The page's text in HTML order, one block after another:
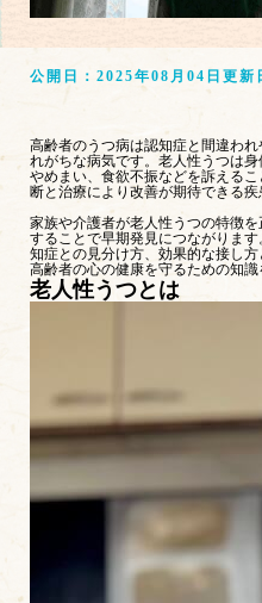
公開日： 2025年08月04日 更新
高齢者のうつ病は認知症と間違わ
れがちな病気です。老人性うつは
やめまい、食欲不振などを訴える
断と治療により改善が期待できる疾
家族や介護者が老人性うつの特徴
することで早期発見につながりま
知症との見分け方、効果的な接し
高齢者の心の健康を守るための知識
老人性うつとは